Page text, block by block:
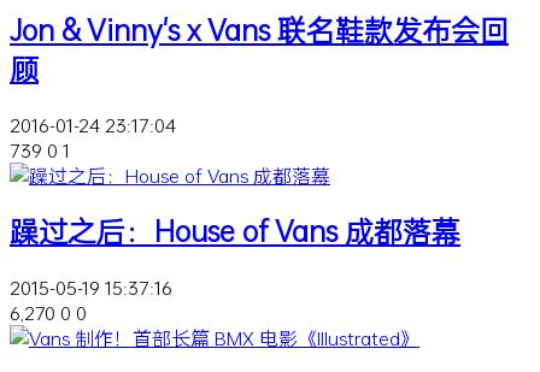
Jon & Vinny's x Vans 联名鞋款发布会回
顾
2016-01-24 23:17:04
739 0 1
躁过之后：House of Vans 成都落幕
2015-05-19 15:37:16
6,270 0 0